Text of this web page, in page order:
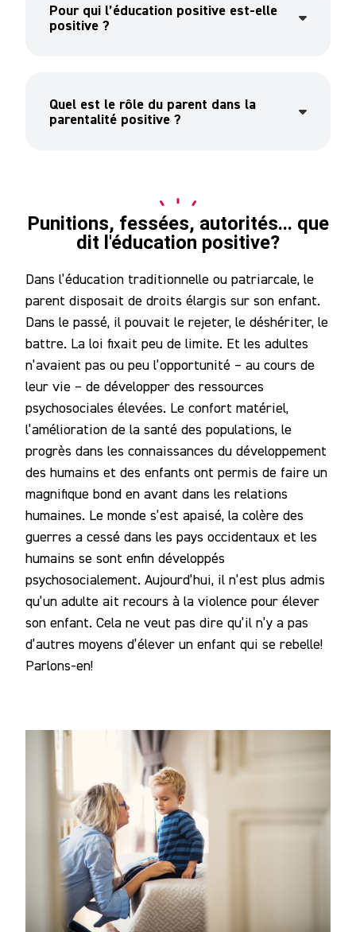
Pour qui l’éducation positive est-elle
positive ?
Quel est le rôle du parent dans la
parentalité positive ?
Punitions, fessées, autorités... que
dit l'éducation positive?
Dans l’éducation traditionnelle ou patriarcale, le
parent disposait de droits élargis sur son enfant.
Dans le passé, il pouvait le rejeter, le déshériter, le
battre. La loi fixait peu de limite. Et les adultes
n’avaient pas ou peu l’opportunité – au cours de
leur vie – de développer des ressources
psychosociales élevées. Le confort matériel,
l’amélioration de la santé des populations, le
progrès dans les connaissances du développement
des humains et des enfants ont permis de faire un
magnifique bond en avant dans les relations
humaines. Le monde s’est apaisé, la colère des
guerres a cessé dans les pays occidentaux et les
humains se sont enfin développés
psychosocialement. Aujourd’hui, il n’est plus admis
qu’un adulte ait recours à la violence pour élever
son enfant. Cela ne veut pas dire qu’il n’y a pas
d’autres moyens d’élever un enfant qui se rebelle!
Parlons-en!